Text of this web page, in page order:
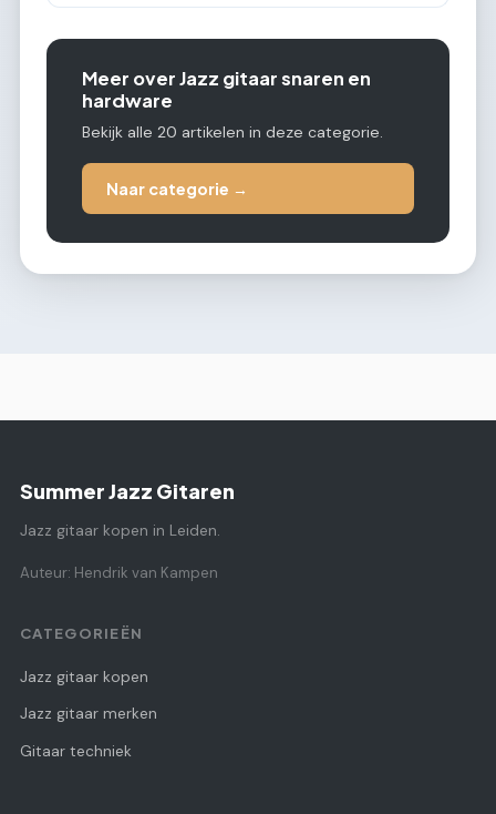
Meer over Jazz gitaar snaren en
hardware
Bekijk alle 20 artikelen in deze categorie.
Naar categorie →
Summer Jazz Gitaren
Jazz gitaar kopen in Leiden.
Auteur: Hendrik van Kampen
CATEGORIEËN
Jazz gitaar kopen
Jazz gitaar merken
Gitaar techniek